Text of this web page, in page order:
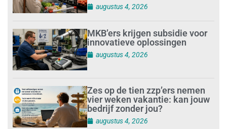
augustus 4, 2026
MKB’ers krijgen subsidie voor
innovatieve oplossingen
augustus 4, 2026
Zes op de tien zzp’ers nemen
vier weken vakantie: kan jouw
bedrijf zonder jou?
augustus 4, 2026